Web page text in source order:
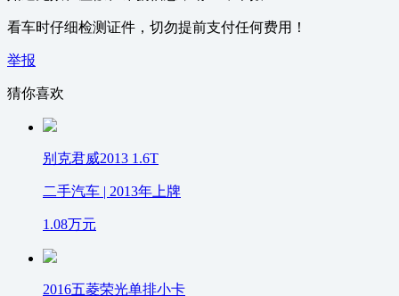
看车时仔细检测证件，切勿提前支付任何费用！
举报
猜你喜欢
别克君威2013 1.6T
二手汽车 | 2013年上牌
1.08万元
2016五菱荣光单排小卡